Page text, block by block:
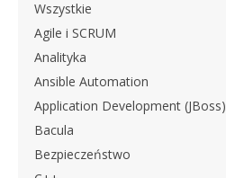
Wszystkie
Agile i SCRUM
Analityka
Ansible Automation
Application Development (JBoss)
Bacula
Bezpieczeństwo